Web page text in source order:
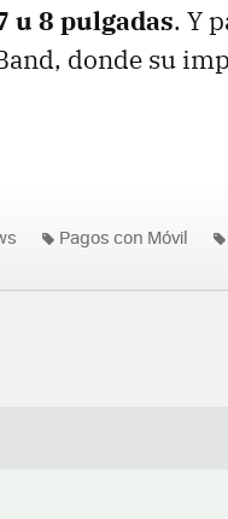
u 8 pulgadas. Y
donde su
Pagos con Móvil